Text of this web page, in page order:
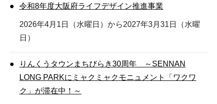
令和8年度大阪府ライフデザイン推進事業
2026年4月1日（水曜日）から2027年3月31日（水曜
日）
りんくうタウンまちびらき30周年 ～SENNAN
LONG PARKにミャクミャクモニュメント「ワクワ
ク」が滞在中！～